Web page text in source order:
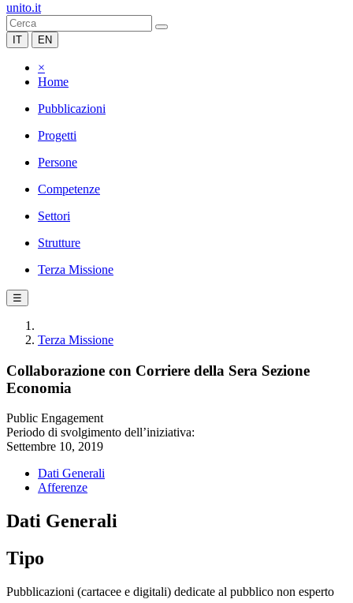
unito.it
IT EN
×
Home
Pubblicazioni
Progetti
Persone
Competenze
Settori
Strutture
Terza Missione
☰
Terza Missione
Collaborazione con Corriere della Sera Sezione
Economia
Public Engagement
Periodo di svolgimento dell’iniziativa:
Settembre 10, 2019
Dati Generali
Afferenze
Dati Generali
Tipo
Pubblicazioni (cartacee e digitali) dedicate al pubblico non esperto